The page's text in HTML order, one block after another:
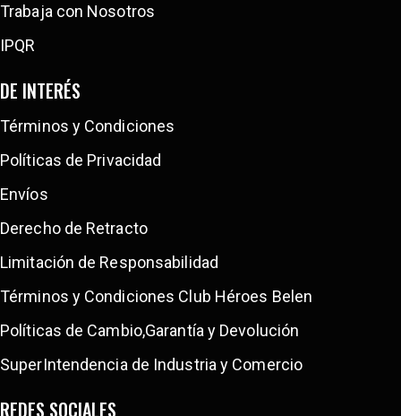
Trabaja con Nosotros
IPQR
DE INTERÉS
Términos y Condiciones
Políticas de Privacidad
Envíos
Derecho de Retracto
Limitación de Responsabilidad
Términos y Condiciones Club Héroes Belen
Políticas de Cambio,Garantía y Devolución
SuperIntendencia de Industria y Comercio
REDES SOCIALES